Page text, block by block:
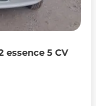
essence 5 CV